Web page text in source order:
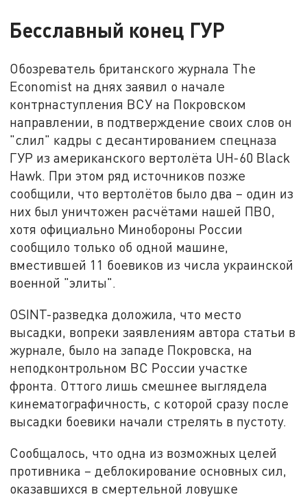
Бесславный конец ГУР
Обозреватель британского журнала The
Economist на днях заявил о начале
контрнаступления ВСУ на Покровском
направлении, в подтверждение своих слов он
"слил" кадры с десантированием спецназа
ГУР из американского вертолёта UH-60 Black
Hawk. При этом ряд источников позже
сообщили, что вертолётов было два – один из
них был уничтожен расчётами нашей ПВО,
хотя официально Минобороны России
сообщило только об одной машине,
вместившей 11 боевиков из числа украинской
военной "элиты".
OSINT-разведка доложила, что место
высадки, вопреки заявлениям автора статьи в
журнале, было на западе Покровска, на
неподконтрольном ВС России участке
фронта. Оттого лишь смешнее выглядела
кинематографичность, с которой сразу после
высадки боевики начали стрелять в пустоту.
Сообщалось, что одна из возможных целей
противника – деблокирование основных сил,
оказавшихся в смертельной ловушке